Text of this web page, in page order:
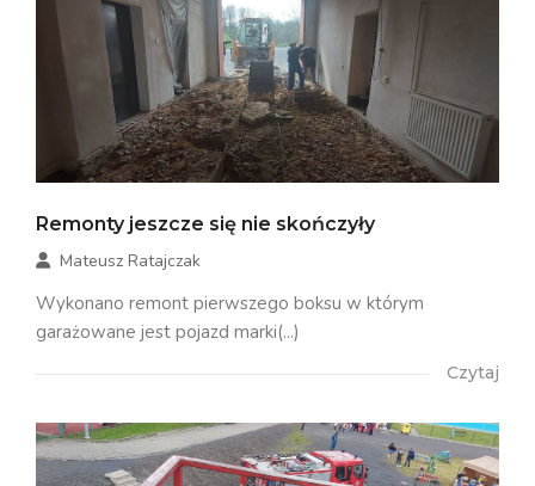
Remonty jeszcze się nie skończyły
Mateusz Ratajczak
Wykonano remont pierwszego boksu w którym
garażowane jest pojazd marki(...)
Czytaj